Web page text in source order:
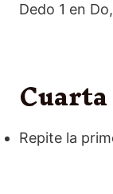
Dedo 1 en
Repite la